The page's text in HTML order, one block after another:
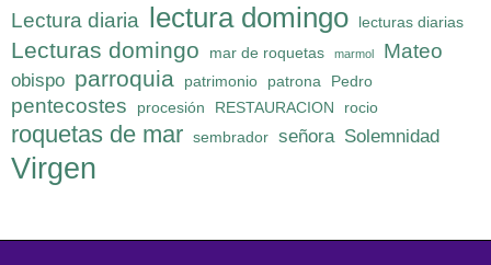
Lectura diaria lectura domingo lecturas diarias
Lecturas domingo mar de roquetas marmol Mateo
obispo parroquia patrimonio patrona Pedro
pentecostes procesión RESTAURACION rocio
roquetas de mar sembrador señora Solemnidad
Virgen